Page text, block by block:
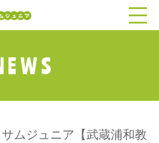
ムジュニア【武蔵浦和教